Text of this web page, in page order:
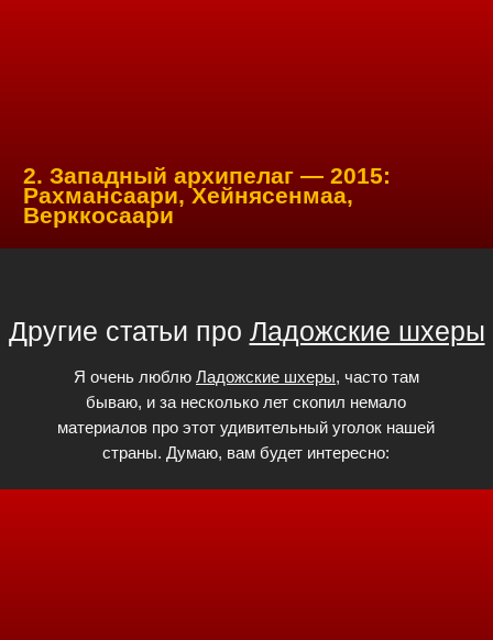
2. Западный архипелаг — 2015:
Рахмансаари, Хейнясенмаа,
Верккосаари
Другие статьи про Ладожские шхеры
Я очень люблю Ладожские шхеры, часто там
бываю, и за несколько лет скопил немало
материалов про этот удивительный уголок нашей
страны. Думаю, вам будет интересно: